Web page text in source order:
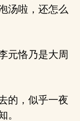
汤啦，还怎么
元恪乃是大周
的，似乎一夜
。